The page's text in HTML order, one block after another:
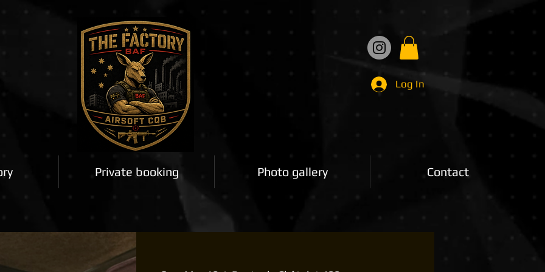
Log In
Private booking Photo gallery Contact